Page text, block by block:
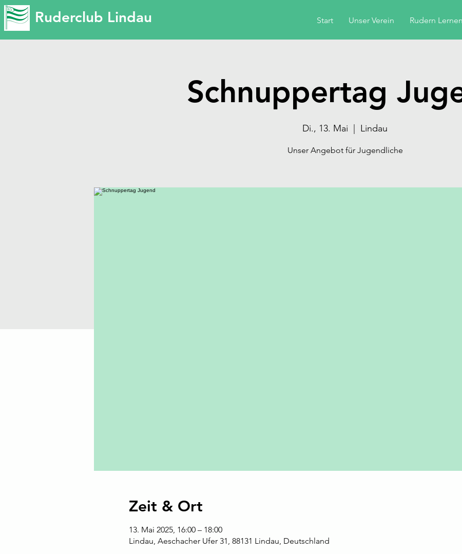
Ruderclub Lindau Start Unser Verein Rudern Lernen
Schnuppertag
Di., 13. Mai Lindau
Unser Angebot für Jugendliche
Zeit & Ort
13. Mai 2025, 16:00 – 18:00
Lindau, Aeschacher Ufer 31, 88131 Lindau, Deutschland